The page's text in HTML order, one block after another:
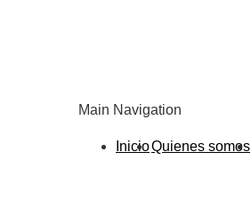
Main Navigation
InicioQuienes somos